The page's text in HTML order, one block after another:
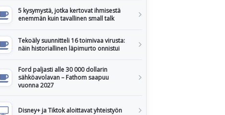
5 kysymystä, jotka kertovat ihmisestä
enemmän kuin tavallinen small talk
Tekoäly suunnitteli 16 toimivaa virusta:
näin historiallinen läpimurto onnistui
Ford paljasti alle 30 000 dollarin
sähköavolavan – Fathom saapuu
vuonna 2027
Disney+ ja Tiktok aloittavat yhteistyön